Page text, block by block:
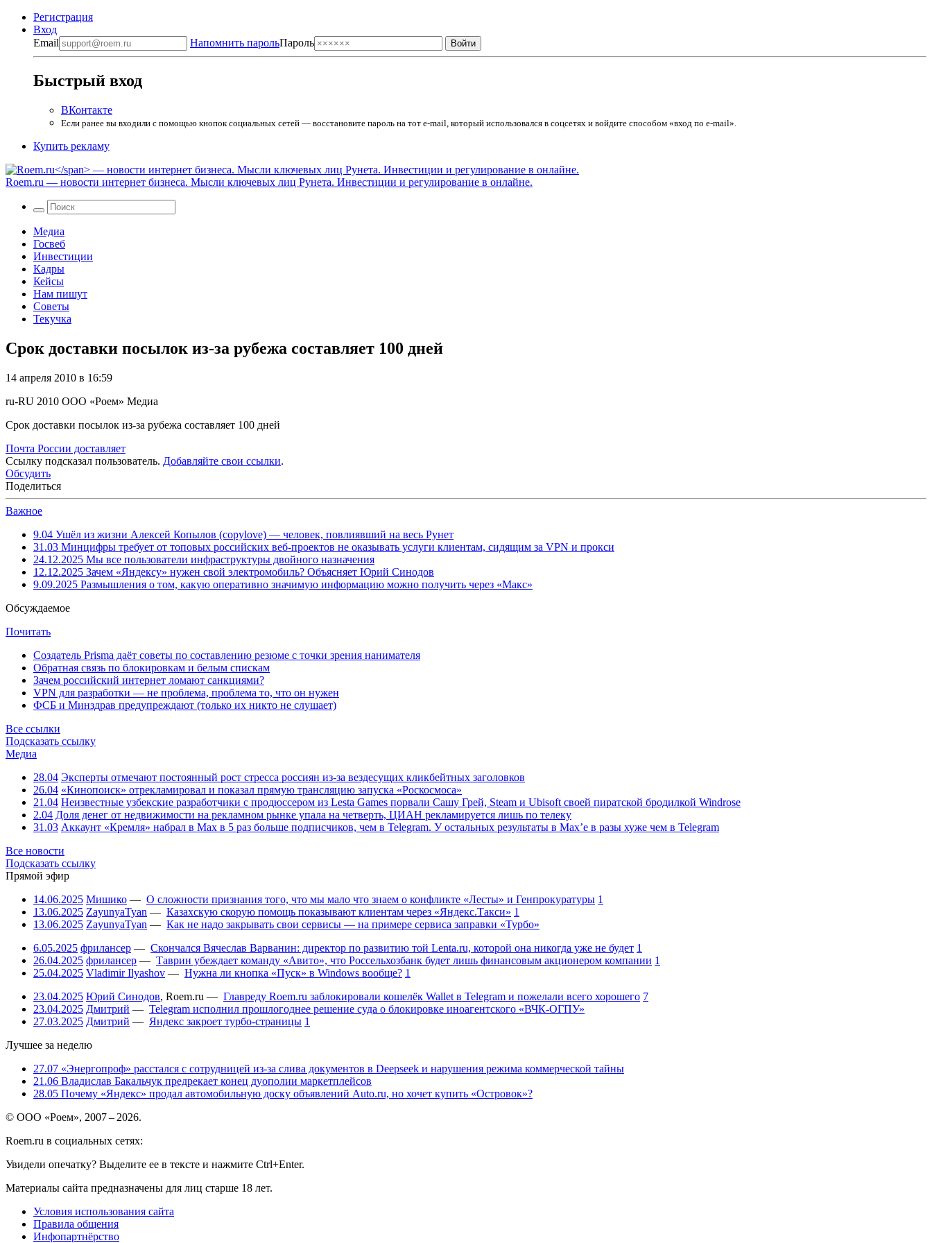
Регистрация
Вход
Email
Напомнить парольПароль
Быстрый вход
ВКонтакте
Если ранее вы входили с помощью кнопок социальных сетей — восстановите пароль на тот e-mail, который использовался в соцсетях и войдите способом «вход по e-mail».
Купить рекламу
Roem.ru — новости интернет бизнеса. Мысли ключевых лиц Рунета. Инвестиции и регулирование в онлайне.
Медиа
Госвеб
Инвестиции
Кадры
Кейсы
Нам пишут
Советы
Текучка
Срок доставки посылок из-за рубежа составляет 100 дней
14 апреля 2010 в 16:59
ru-RU 2010 ООО «Роем» Медиа
Срок доставки посылок из-за рубежа составляет 100 дней
Почта России доставляет
Ссылку подсказал пользователь. Добавляйте свои ссылки.
Обсудить
Поделиться
Важное
9.04 Ушёл из жизни Алексей Копылов (copylove) — человек, повлиявший на весь Рунет
31.03 Минцифры требует от топовых российских веб-проектов не оказывать услуги клиентам, сидящим за VPN и прокси
24.12.2025 Мы все пользователи инфраструктуры двойного назначения
12.12.2025 Зачем «Яндексу» нужен свой электромобиль? Объясняет Юрий Синодов
9.09.2025 Размышления о том, какую оперативно значимую информацию можно получить через «Макс»
Обсуждаемое
Почитать
Создатель Prisma даёт советы по составлению резюме с точки зрения нанимателя
Обратная связь по блокировкам и белым спискам
Зачем российский интернет ломают санкциями?
VPN для разработки — не проблема, проблема то, что он нужен
ФСБ и Минздрав предупреждают (только их никто не слушает)
Все ссылки
Подсказать ссылку
Медиа
28.04 Эксперты отмечают постоянный рост стресса россиян из-за вездесущих кликбейтных заголовков
26.04 «Кинопоиск» отрекламировал и показал прямую трансляцию запуска «Роскосмоса»
21.04 Неизвестные узбекские разработчики с продюссером из Lesta Games порвали Сашу Грей, Steam и Ubisoft своей пиратской бродилкой Windrose
2.04 Доля денег от недвижимости на рекламном рынке упала на четверть, ЦИАН рекламируется лишь по телеку
31.03 Аккаунт «Кремля» набрал в Max в 5 раз больше подписчиков, чем в Telegram. У остальных результаты в Max’е в разы хуже чем в Telegram
Все новости
Подсказать ссылку
Прямой эфир
14.06.2025 Мишико — О сложности признания того, что мы мало что знаем о конфликте «Лесты» и Генпрокуратуры 1
13.06.2025 ZayunyaTyan — Казахскую скорую помощь показывают клиентам через «Яндекс.Такси» 1
13.06.2025 ZayunyaTyan — Как не надо закрывать свои сервисы — на примере сервиса заправки «Турбо»
6.05.2025 фрилансер — Скончался Вячеслав Варванин: директор по развитию той Lenta.ru, которой она никогда уже не будет 1
26.04.2025 фрилансер — Таврин убеждает команду «Авито», что Россельхозбанк будет лишь финансовым акционером компании 1
25.04.2025 Vladimir Ilyashov — Нужна ли кнопка «Пуск» в Windows вообще? 1
23.04.2025 Юрий Синодов, Roem.ru — Главреду Roem.ru заблокировали кошелёк Wallet в Telegram и пожелали всего хорошего 7
23.04.2025 Дмитрий — Telegram исполнил прошлогоднее решение суда о блокировке иноагентского «ВЧК-ОГПУ»
27.03.2025 Дмитрий — Яндекс закроет турбо-страницы 1
Лучшее за неделю
27.07 «Энергопроф» расстался с сотрудницей из-за слива документов в Deepseek и нарушения режима коммерческой тайны
21.06 Владислав Бакальчук предрекает конец дуополии маркетплейсов
28.05 Почему «Яндекс» продал автомобильную доску объявлений Auto.ru, но хочет купить «Островок»?
© ООО «Роем», 2007 – 2026.
Roem.ru в социальных сетях:
Увидели опечатку? Выделите ее в тексте и нажмите Ctrl+Enter.
Материалы сайта предназначены для лиц старше 18 лет.
Условия использования сайта
Правила общения
Инфопартнёрство